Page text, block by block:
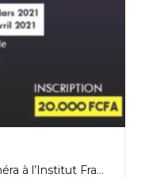
Atelier Jeu d’Acteur Face Caméra à l’Institut Français de Douala du 15 au 19 Mars 2021